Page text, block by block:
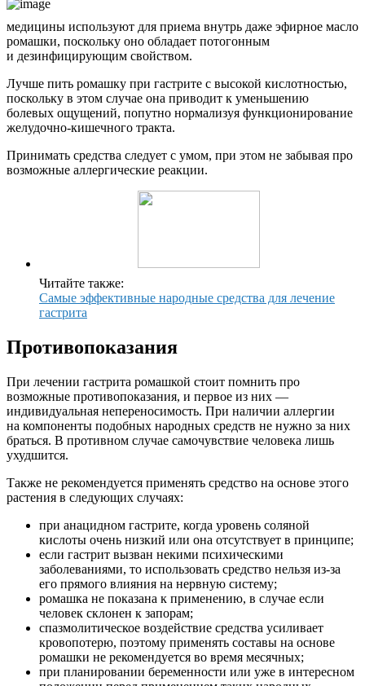
медицины используют для приема внутрь даже эфирное масло
ромашки, поскольку оно обладает потогонным
и дезинфицирующим свойством.
Лучше пить ромашку при гастрите с высокой кислотностью,
поскольку в этом случае она приводит к уменьшению
болевых ощущений, попутно нормализуя функционирование
желудочно-кишечного тракта.
Принимать средства следует с умом, при этом не забывая про
возможные аллергические реакции.
Читайте также:
Самые эффективные народные средства для лечение
гастрита
Противопоказания
При лечении гастрита ромашкой стоит помнить про
возможные противопоказания, и первое из них —
индивидуальная непереносимость. При наличии аллергии
на компоненты подобных народных средств не нужно за них
браться. В противном случае самочувствие человека лишь
ухудшится.
Также не рекомендуется применять средство на основе этого
растения в следующих случаях:
при анацидном гастрите, когда уровень соляной
кислоты очень низкий или она отсутствует в принципе;
если гастрит вызван некими психическими
заболеваниями, то использовать средство нельзя из-за
его прямого влияния на нервную систему;
ромашка не показана к применению, в случае если
человек склонен к запорам;
спазмолитическое воздействие средства усиливает
кровопотерю, поэтому применять составы на основе
ромашки не рекомендуется во время месячных;
при планировании беременности или уже в интересном